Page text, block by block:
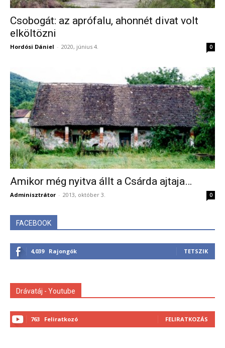
Csobogát: az aprófalu, ahonnét divat volt
elköltözni
Hordósi Dániel - 2020, június 4. 0
Amikor még nyitva állt a Csárda ajtaja…
Adminisztrátor - 2013, október 3. 0
FACEBOOK
4,039 Rajongók TETSZIK
Drávatáj - Youtube
763 Feliratkozó FELIRATKOZÁS